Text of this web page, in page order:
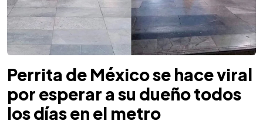
Perrita de México se hace viral
por esperar a su dueño todos
los días en el metro